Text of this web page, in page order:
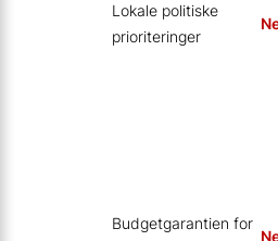
Lokale politiske
prioriteringer
Budgetgarantien for